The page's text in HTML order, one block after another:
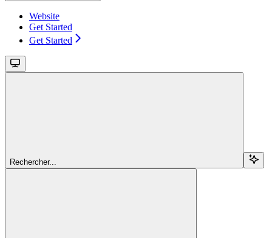
Website
Get Started
Get Started
Rechercher...